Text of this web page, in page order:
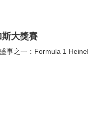
大獎賽
事之一：Formula 1